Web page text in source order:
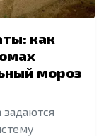
как
мороз